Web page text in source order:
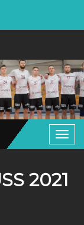
2021